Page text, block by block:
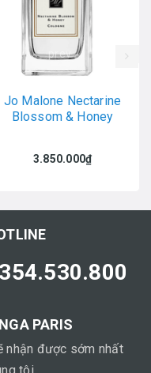
Jo Malone Nectarine
Blossom & Honey
3.850.000₫
prev
PARIS
nhận được sớm nhất